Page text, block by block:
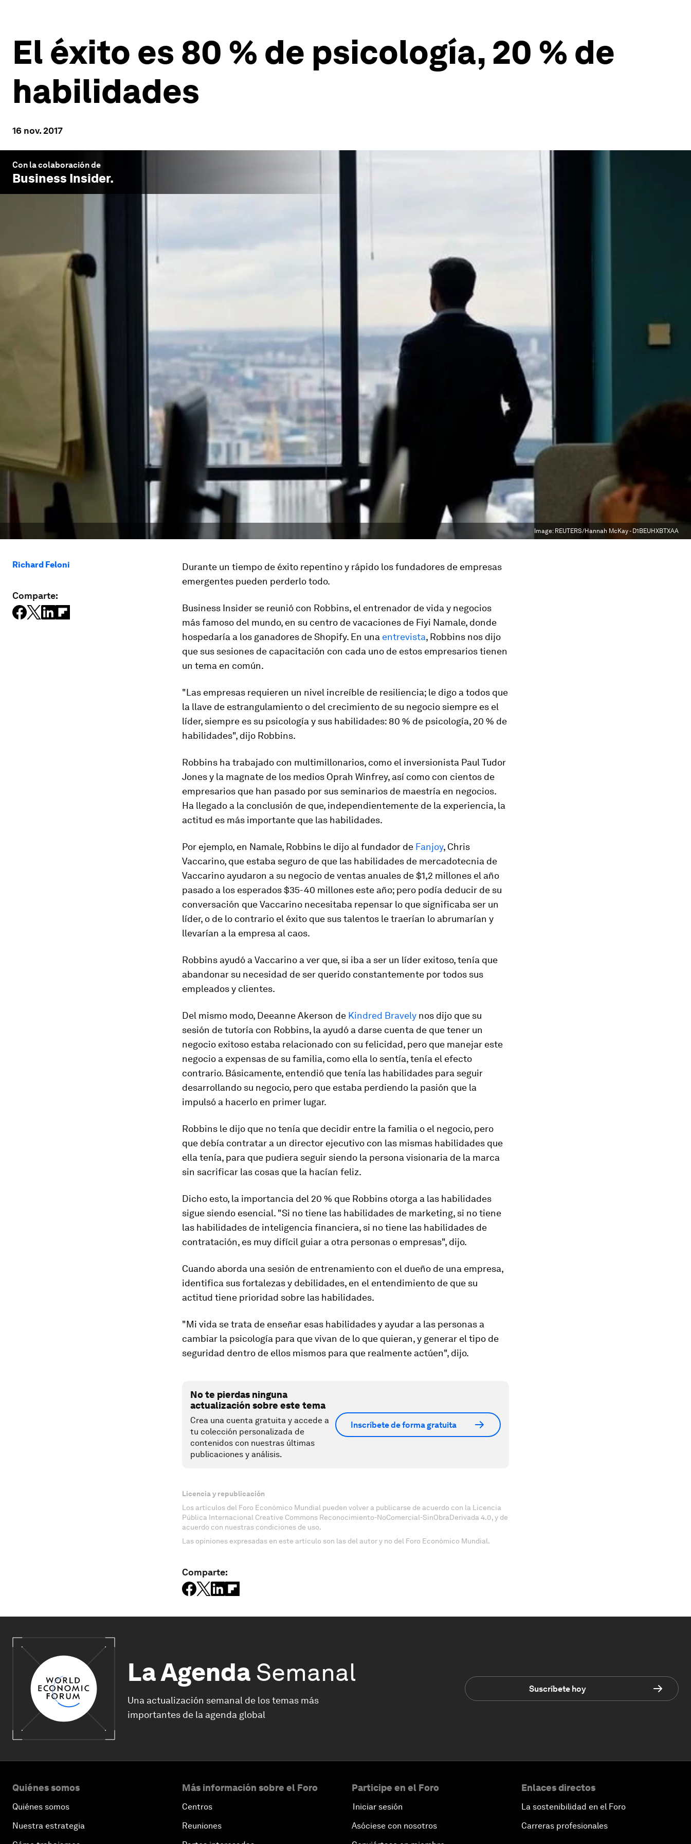
El éxito es 80 % de psicología, 20 % de
habilidades
16 nov. 2017
Con la colaboración de
Business Insider.
Image: REUTERS/Hannah McKay - D1BEUHXBTXAA
Richard Feloni
Comparte:
Durante un tiempo de éxito repentino y rápido los fundadores de empresas
emergentes pueden perderlo todo.
Business Insider se reunió con Robbins, el entrenador de vida y negocios
más famoso del mundo, en su centro de vacaciones de Fiyi Namale, donde
hospedaría a los ganadores de Shopify. En una entrevista, Robbins nos dijo
que sus sesiones de capacitación con cada uno de estos empresarios tienen
un tema en común.
"Las empresas requieren un nivel increíble de resiliencia; le digo a todos que
la llave de estrangulamiento o del crecimiento de su negocio siempre es el
líder, siempre es su psicología y sus habilidades: 80 % de psicología, 20 % de
habilidades", dijo Robbins.
Robbins ha trabajado con multimillonarios, como el inversionista Paul Tudor
Jones y la magnate de los medios Oprah Winfrey, así como con cientos de
empresarios que han pasado por sus seminarios de maestría en negocios.
Ha llegado a la conclusión de que, independientemente de la experiencia, la
actitud es más importante que las habilidades.
Por ejemplo, en Namale, Robbins le dijo al fundador de Fanjoy, Chris
Vaccarino, que estaba seguro de que las habilidades de mercadotecnia de
Vaccarino ayudaron a su negocio de ventas anuales de $1,2 millones el año
pasado a los esperados $35-40 millones este año; pero podía deducir de su
conversación que Vaccarino necesitaba repensar lo que significaba ser un
líder, o de lo contrario el éxito que sus talentos le traerían lo abrumarían y
llevarían a la empresa al caos.
Robbins ayudó a Vaccarino a ver que, si iba a ser un líder exitoso, tenía que
abandonar su necesidad de ser querido constantemente por todos sus
empleados y clientes.
Del mismo modo, Deeanne Akerson de Kindred Bravely nos dijo que su
sesión de tutoría con Robbins, la ayudó a darse cuenta de que tener un
negocio exitoso estaba relacionado con su felicidad, pero que manejar este
negocio a expensas de su familia, como ella lo sentía, tenía el efecto
contrario. Básicamente, entendió que tenía las habilidades para seguir
desarrollando su negocio, pero que estaba perdiendo la pasión que la
impulsó a hacerlo en primer lugar.
Robbins le dijo que no tenía que decidir entre la familia o el negocio, pero
que debía contratar a un director ejecutivo con las mismas habilidades que
ella tenía, para que pudiera seguir siendo la persona visionaria de la marca
sin sacrificar las cosas que la hacían feliz.
Dicho esto, la importancia del 20 % que Robbins otorga a las habilidades
sigue siendo esencial. "Si no tiene las habilidades de marketing, si no tiene
las habilidades de inteligencia financiera, si no tiene las habilidades de
contratación, es muy difícil guiar a otra personas o empresas", dijo.
Cuando aborda una sesión de entrenamiento con el dueño de una empresa,
identifica sus fortalezas y debilidades, en el entendimiento de que su
actitud tiene prioridad sobre las habilidades.
"Mi vida se trata de enseñar esas habilidades y ayudar a las personas a
cambiar la psicología para que vivan de lo que quieran, y generar el tipo de
seguridad dentro de ellos mismos para que realmente actúen", dijo.
No te pierdas ninguna
actualización sobre este tema
Crea una cuenta gratuita y accede a
tu colección personalizada de
contenidos con nuestras últimas
publicaciones y análisis.
Inscríbete de forma gratuita
Licencia y republicación
Los artículos del Foro Económico Mundial pueden volver a publicarse de acuerdo con la Licencia
Pública Internacional Creative Commons Reconocimiento-NoComercial-SinObraDerivada 4.0, y de
acuerdo con nuestras condiciones de uso.
Las opiniones expresadas en este artículo son las del autor y no del Foro Económico Mundial.
Comparte:
La Agenda Semanal
Una actualización semanal de los temas más
importantes de la agenda global
Suscríbete hoy
Quiénes somos
Quiénes somos
Nuestra estrategia
Más información sobre el Foro
Centros
Reuniones
Participe en el Foro
Iniciar sesión
Asóciese con nosotros
Enlaces directos
La sostenibilidad en el Foro
Carreras profesionales